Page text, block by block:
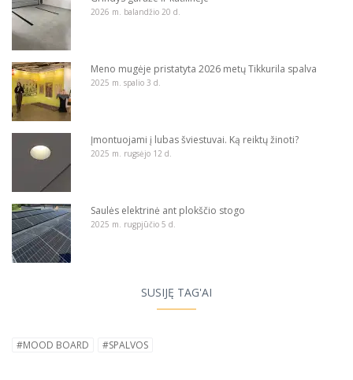
2026 m. balandžio 20 d.
Meno mugėje pristatyta 2026 metų Tikkurila spalva
2025 m. spalio 3 d.
Įmontuojami į lubas šviestuvai. Ką reiktų žinoti?
2025 m. rugsėjo 12 d.
Saulės elektrinė ant plokščio stogo
2025 m. rugpjūčio 5 d.
SUSIJĘ TAG'AI
#MOOD BOARD #SPALVOS